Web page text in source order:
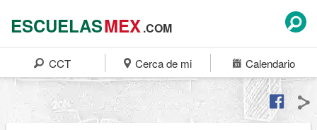
ESCUELASMEX.COM
CCT Cerca de mi Calendario